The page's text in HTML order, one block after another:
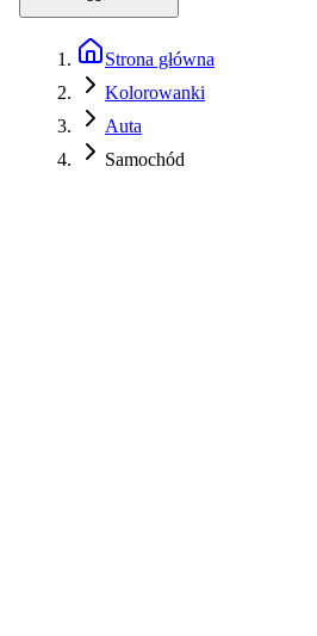
Strona główna
Kolorowanki
Auta
Samochód